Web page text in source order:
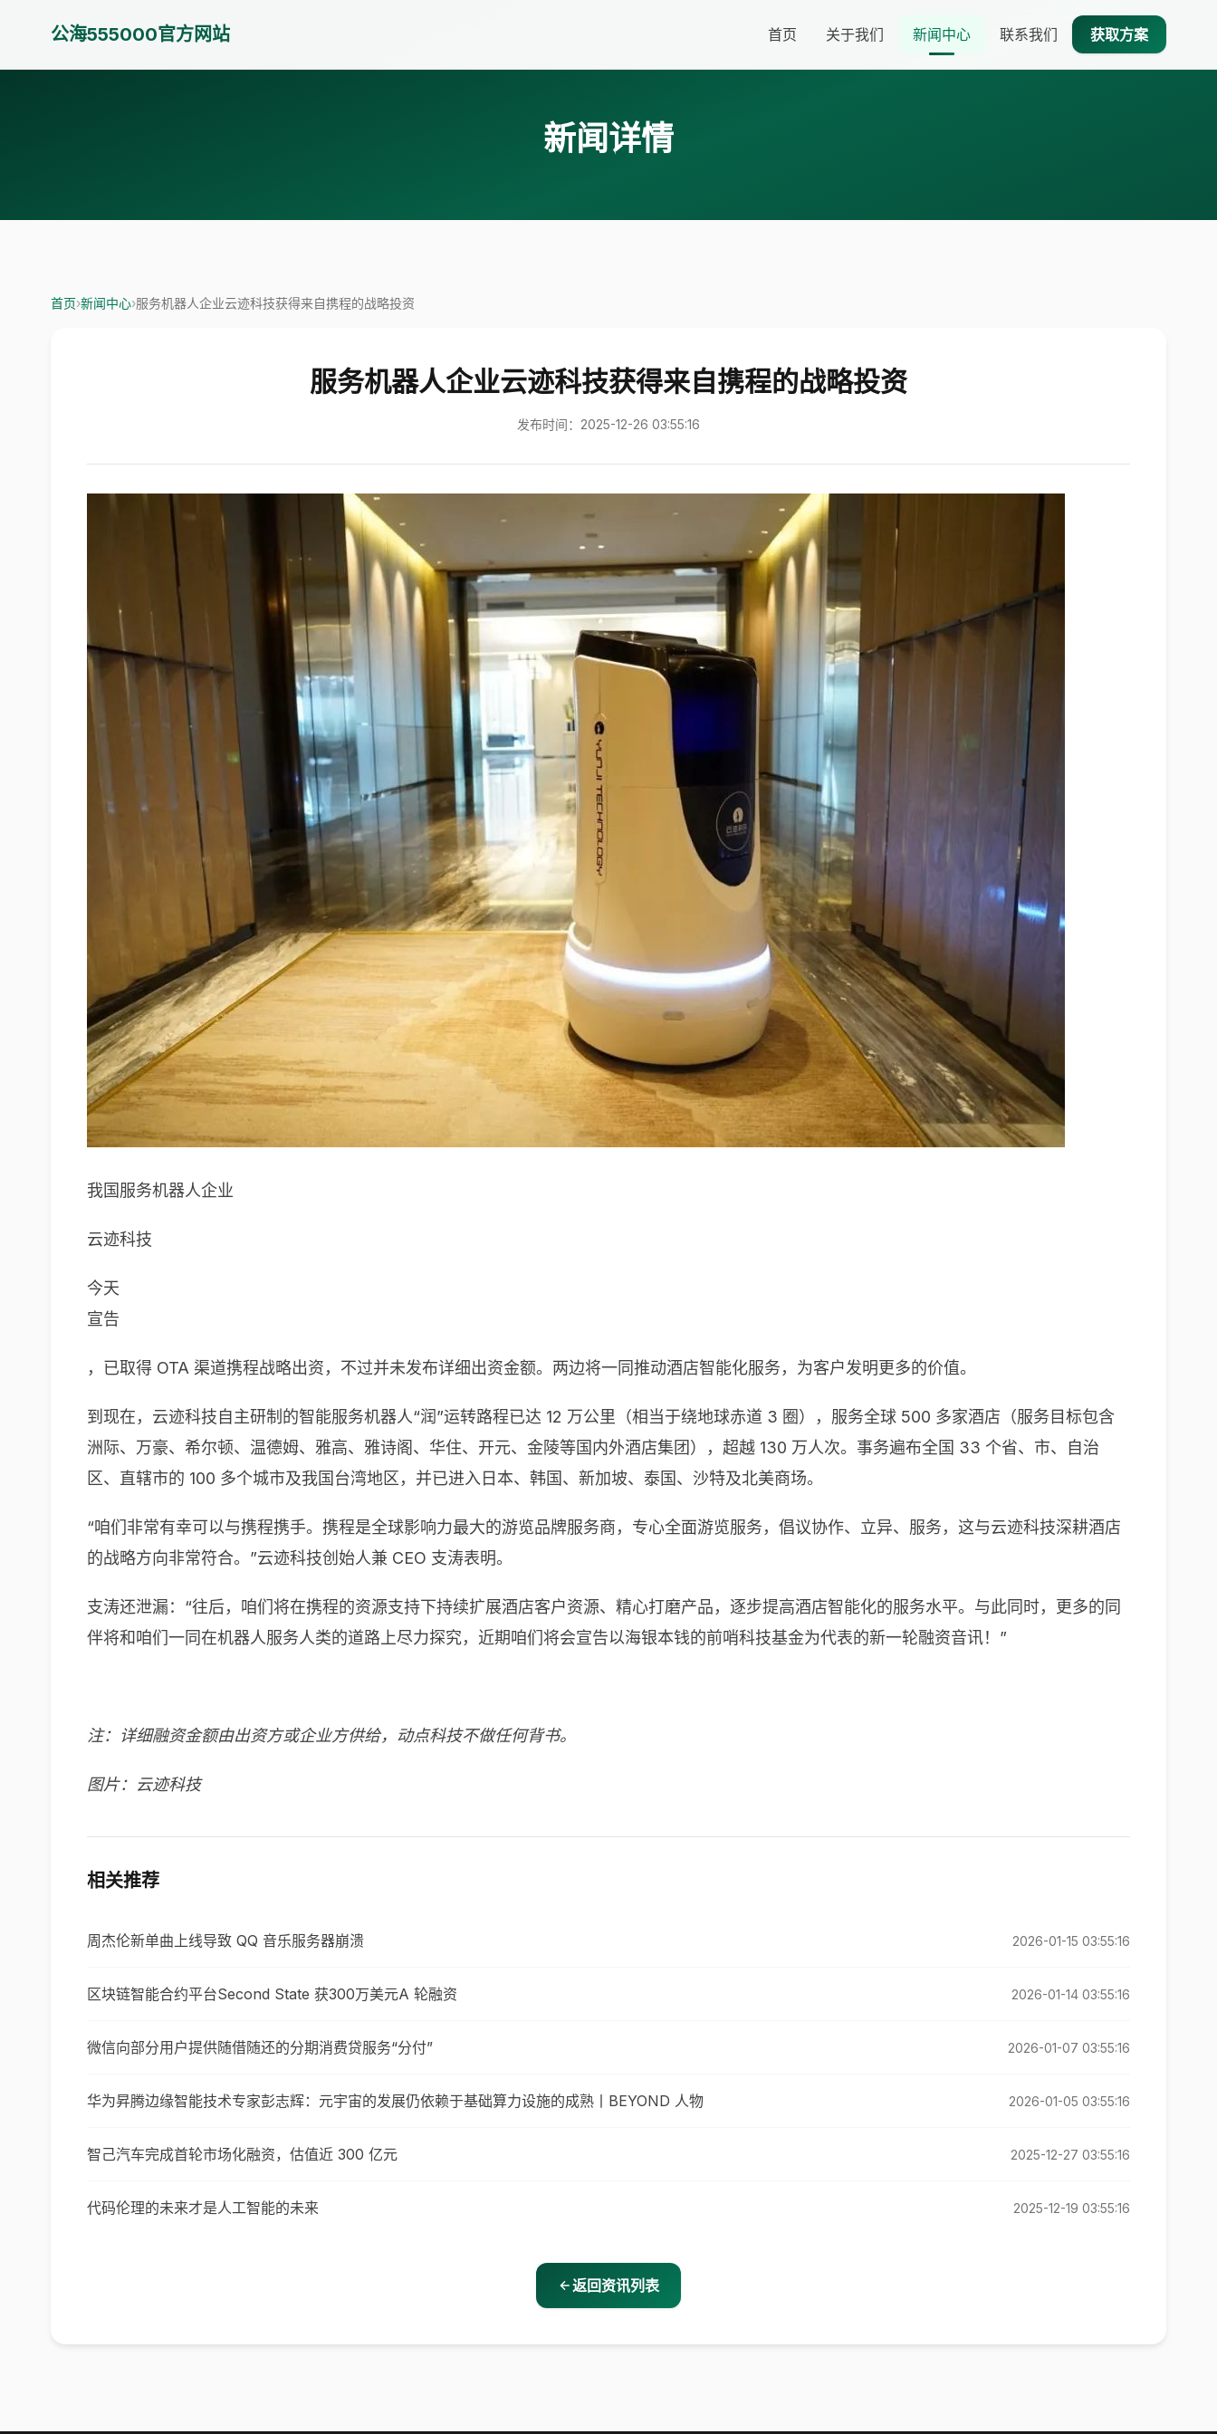
公海555000官方网站 首页 关于我们 新闻中心 联系我们 获取方案
新闻详情
首页›新闻中心›服务机器人企业云迹科技获得来自携程的战略投资
服务机器人企业云迹科技获得来自携程的战略投资
发布时间：2025-12-26 03:55:16
我国服务机器人企业
云迹科技
今天
宣告
，已取得 OTA 渠道携程战略出资，不过并未发布详细出资金额。两边将一同推动酒店智能化服务，为客户发明更多的价值。
到现在，云迹科技自主研制的智能服务机器人“润”运转路程已达 12 万公里（相当于绕地球赤道 3 圈），服务全球 500 多家酒店（服务目标包含
洲际、万豪、希尔顿、温德姆、雅高、雅诗阁、华住、开元、金陵等国内外酒店集团），超越 130 万人次。事务遍布全国 33 个省、市、自治
区、直辖市的 100 多个城市及我国台湾地区，并已进入日本、韩国、新加坡、泰国、沙特及北美商场。
“咱们非常有幸可以与携程携手。携程是全球影响力最大的游览品牌服务商，专心全面游览服务，倡议协作、立异、服务，这与云迹科技深耕酒店
的战略方向非常符合。”云迹科技创始人兼 CEO 支涛表明。
支涛还泄漏：“往后，咱们将在携程的资源支持下持续扩展酒店客户资源、精心打磨产品，逐步提高酒店智能化的服务水平。与此同时，更多的同
伴将和咱们一同在机器人服务人类的道路上尽力探究，近期咱们将会宣告以海银本钱的前哨科技基金为代表的新一轮融资音讯！”
注：详细融资金额由出资方或企业方供给，动点科技不做任何背书。
图片：云迹科技
相关推荐
周杰伦新单曲上线导致 QQ 音乐服务器崩溃 2026-01-15 03:55:16
区块链智能合约平台Second State 获300万美元A 轮融资 2026-01-14 03:55:16
微信向部分用户提供随借随还的分期消费贷服务“分付” 2026-01-07 03:55:16
华为昇腾边缘智能技术专家彭志辉：元宇宙的发展仍依赖于基础算力设施的成熟丨BEYOND 人物 2026-01-05 03:55:16
智己汽车完成首轮市场化融资，估值近 300 亿元 2025-12-27 03:55:16
代码伦理的未来才是人工智能的未来 2025-12-19 03:55:16
返回资讯列表